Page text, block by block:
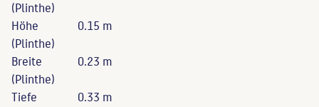
(Plinthe)
Höhe
(Plinthe)
Breite
(Plinthe)
Tiefe
0.15 m
0.23 m
0.33 m